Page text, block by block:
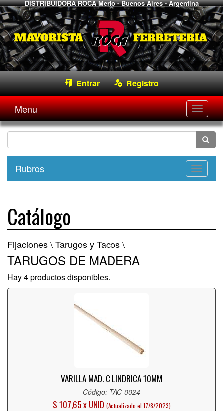
DISTRIBUIDORA ROCA Merlo - Buenos Aires - Argentina
Entrar Registro
Menu
Rubros
Catálogo
Fijaciones \Tarugos y Tacos \
TARUGOS DE MADERA
Hay 4 productos disponibles.
VARILLA MAD. CILINDRICA 10MM
Código: TAC-0024
$ 107,65 x UNID (Actualizado el 17/8/2023)